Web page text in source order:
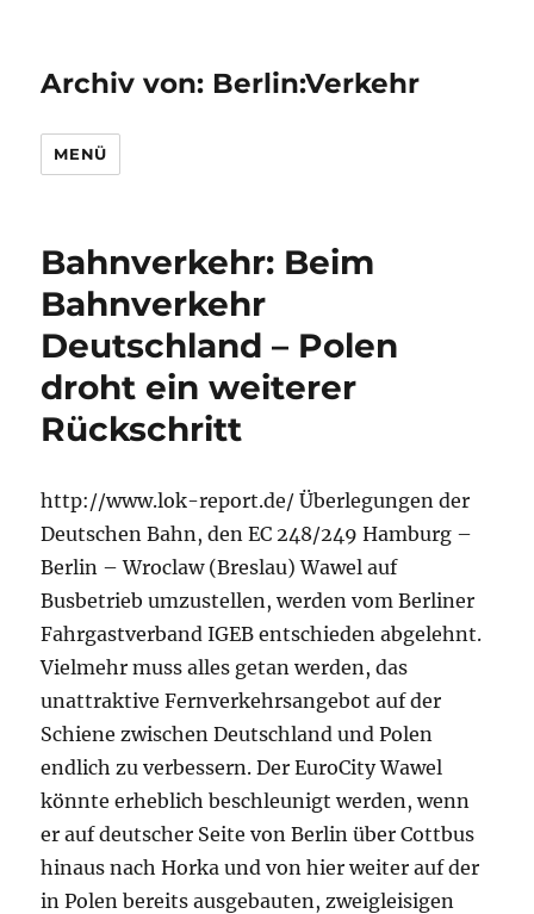
Archiv von: Berlin:Verkehr
MENÜ
Bahnverkehr: Beim
Bahnverkehr
Deutschland – Polen
droht ein weiterer
Rückschritt
http://www.lok-report.de/ Überlegungen der
Deutschen Bahn, den EC 248/249 Hamburg –
Berlin – Wroclaw (Breslau) Wawel auf
Busbetrieb umzustellen, werden vom Berliner
Fahrgastverband IGEB entschieden abgelehnt.
Vielmehr muss alles getan werden, das
unattraktive Fernverkehrsangebot auf der
Schiene zwischen Deutschland und Polen
endlich zu verbessern. Der EuroCity Wawel
könnte erheblich beschleunigt werden, wenn
er auf deutscher Seite von Berlin über Cottbus
hinaus nach Horka und von hier weiter auf der
in Polen bereits ausgebauten, zweigleisigen